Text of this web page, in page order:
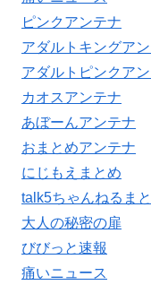
ピンクアンテナ
アダルトキングア
アダルトピンクア
カオスアンテナ
あぼーんアンテナ
おまとめアンテナ
にじもえまとめ
talk5ちゃんねるま
大人の秘密の扉
びびっと速報
痛いニュース